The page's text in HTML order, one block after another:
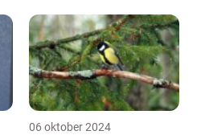
06 oktober 2024